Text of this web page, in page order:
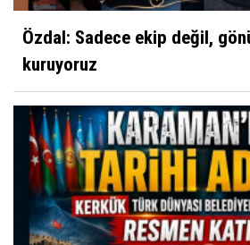
Özdal: Sadece ekip değil,
kuruyoruz